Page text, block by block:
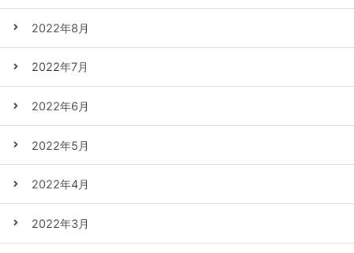
2022年8月
2022年7月
2022年6月
2022年5月
2022年4月
2022年3月